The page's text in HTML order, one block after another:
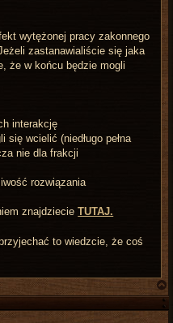
wytężonej pracy zakonnego
zastanawialiście się jaka
że w końcu będzie mogli
interakcję
się wcielić (niedługo pełna
nie dla frakcji
rozwiązania
znajdziecieTUTAJ.
to wiedzcie, że coś